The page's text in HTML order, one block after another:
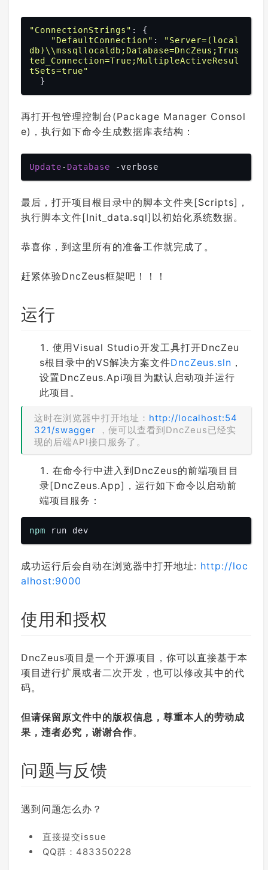
"ConnectionStrings" : {
"DefaultConnection" :
"Server=(local
db)\\mssqllocaldb;Database=DncZeus;Trus
ted_Connection=True;MultipleActiveResul
tSets=true"
再打开包管理控制台(Package Manager Consol
e)，执行如下命令生成数据库表结构：
Update- Database
最后，打开项目根目录中的脚本文件夹[Scripts]，
执行脚本文件[Init_data.sql]以初始化系统数据。
恭喜你，到这里所有的准备工作就完成了。
赶紧体验DncZeus框架吧！！！
运行
使用Visual Studio开发工具打开DncZeu
s根目录中的VS解决方案文件DncZeus.sln ，
设置DncZeus.Api项目为默认启动项并运行
此项目。
这时在浏览器中打开地址： http://localhost:54
321/swagger ，便可以查看到DncZeus已经实
现的后端API接口服务了。
在命令行中进入到DncZeus的前端项目目
录[DncZeus.App]，运行如下命令以启动前
端项目服务：
npm
成功运行后会自动在浏览器中打开地址: http://loc
alhost:9000
使用和授权
DncZeus项目是一个开源项目，你可以直接基于本
项目进行扩展或者二次开发，也可以修改其中的代
码。
但请保留原文件中的版权信息，尊重本人的劳动成
果，违者必究，谢谢合作。
问题与反馈
遇到问题怎么办？
直接提交issue
QQ群：483350228